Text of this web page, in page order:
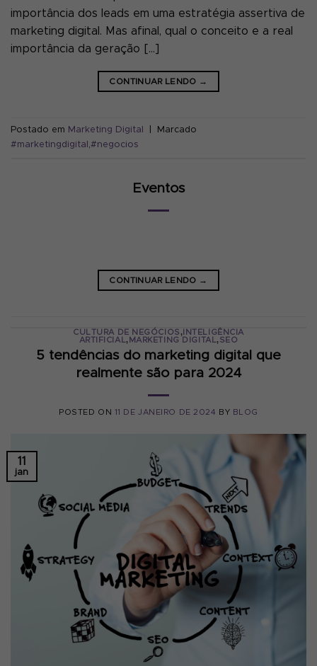
importância dos leads em uma estratégia assertiva de
marketing digital. Mas afinal, qual o conceito e a real
importância da geração […]
CONTINUAR LENDO →
Postado em Marketing Digital
Marcado
#marketingdigital ,#negocios
Eventos
CONTINUAR LENDO →
CULTURA DE NEGÓCIOS , INTELIGÊNCIA
ARTIFICIAL , MARKETING DIGITAL ,SEO
5 tendências do marketing digital que
realmente são para 2024
POSTED ON 11 DE JANEIRO DE 2024 BY BLOG
11
jan